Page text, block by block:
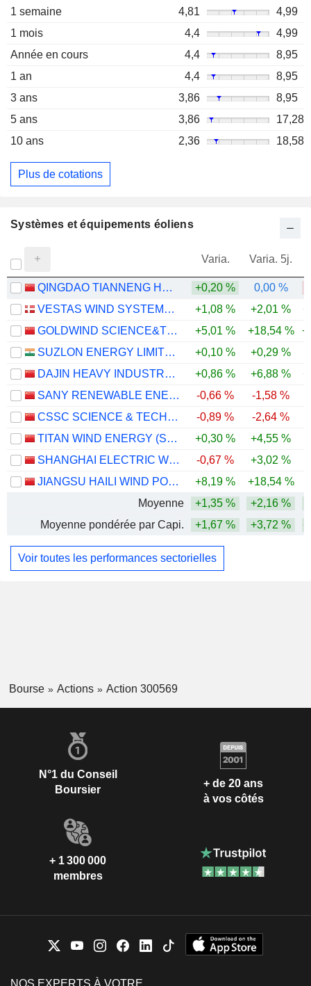
1 semaine 4,81
4,99
1 mois
4,4
4,99
Année en cours
4,4
8,95
1 an
4,4
8,95
3 ans
3,86
8,95
5 ans
3,86
17,28
10 ans
2,36 18,58
Plus de cotations
Systèmes et équipements éoliens
Varia. Varia. 5j.
QINGDAO TIANNENG HEAVY INDUSTRIES CO.,LTD +0,20 % 0,00 %
VESTAS WIND SYSTEMS A/S
+1,08 % +2,01 %
GOLDWIND SCIENCE&TECHNOLOGY CO., LTD.
+5,01 % +18,54 %
SUZLON ENERGY LIMITED
+0,10 % +0,29 %
DAJIN HEAVY INDUSTRY CO.,LTD.
+0,86 % +6,88 %
SANY RENEWABLE ENERGY CO.,LTD.
-0,66 % -1,58 %
CSSC SCIENCE & TECHNOLOGY CO., LTD
-0,89 % -2,64 %
TITAN WIND ENERGY (SUZHOU) CO.,LTD
+0,30 % +4,55 %
SHANGHAI ELECTRIC WIND POWER GROUP CO., LTD.
-0,67 % +3,02 %
JIANGSU HAILI WIND POWER EQUIPMENT TECHNOLOGY CO., LTD.
+8,19 % +18,54 %
Moyenne
+1,35 % +2,16 %
Moyenne pondérée par Capi.
+1,67 % +3,72 %
Voir toutes les performances sectorielles
Bourse Actions Action 300569
N°1 du Conseil
Boursier
+ de 20 ans
à vos côtés
+ 1 300 000
membres